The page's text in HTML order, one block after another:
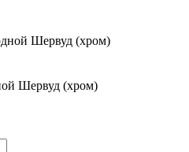
Шервуд (хром)